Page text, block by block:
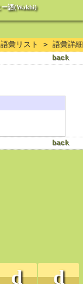
ー語(Wakhi)
d
ḍ
彙リスト > 語彙詳細